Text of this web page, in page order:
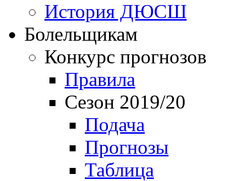
История ДЮСШ
Болельщикам
Конкурс прогнозов
Правила
Сезон 2019/20
Подача
Прогнозы
Таблица